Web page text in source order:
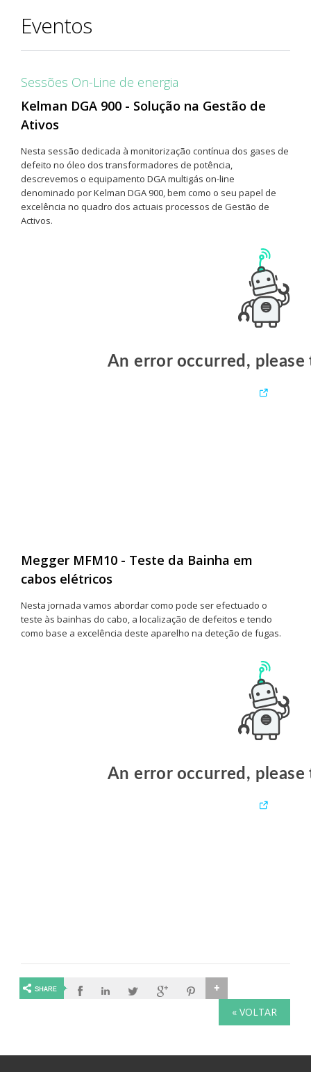
Eventos
Sessões On-Line de energia
Kelman DGA 900 - Solução na Gestão de
Ativos
Nesta sessão dedicada à monitorização contínua dos gases de
defeito no óleo dos transformadores de potência,
descrevemos o equipamento DGA multigás on-line
denominado por Kelman DGA 900, bem como o seu papel de
excelência no quadro dos actuais processos de Gestão de
Activos.
Megger MFM10 - Teste da Bainha em
cabos elétricos
Nesta jornada vamos abordar como pode ser efectuado o
teste às bainhas do cabo, a localização de defeitos e tendo
como base a excelência deste aparelho na deteção de fugas.
« VOLTAR